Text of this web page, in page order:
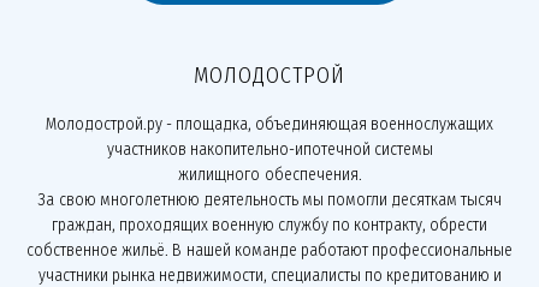
МОЛОДОСТРОЙ
Молодострой.ру - площадка, объединяющая военнослужащих
участников накопительно-ипотечной системы
жилищного обеспечения.
За свою многолетнюю деятельность мы помогли десяткам тысяч
граждан, проходящих военную службу по контракту, обрести
собственное жильё. В нашей команде работают профессиональные
участники рынка недвижимости, специалисты по кредитованию и